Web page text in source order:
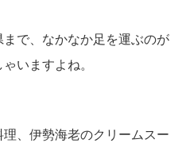
で、なかなか足を運ぶのが
いますよね。
、伊勢海老のクリームスー